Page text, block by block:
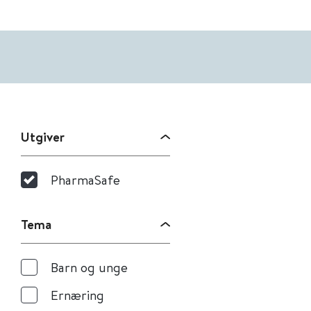
Utgiver
PharmaSafe
Tema
Barn og unge
Ernæring